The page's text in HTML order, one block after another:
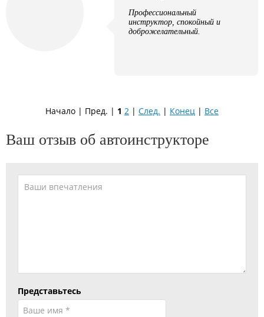
Профессиональный
инструктор, спокойный и
доброжелательный.
Начало | Пред. | 1 2 | След. | Конец | Все
Ваш отзыв об автоинструкторе
Представьтесь